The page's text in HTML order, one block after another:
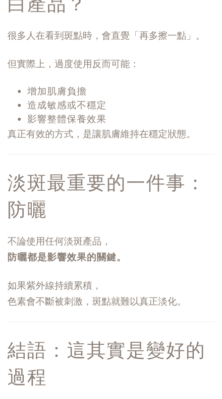
很多人在看到斑點時，會直覺「再多擦一點」。
但實際上，過度使用反而可能：
增加肌膚負擔
造成敏感或不穩定
影響整體保養效果
真正有效的方式，是讓肌膚維持在穩定狀態。
淡斑最重要的一件事：
防曬
不論使用任何淡斑產品，
防曬都是影響效果的關鍵。
如果紫外線持續累積，
色素會不斷被刺激，斑點就難以真正淡化。
結語：這其實是變好的
過程